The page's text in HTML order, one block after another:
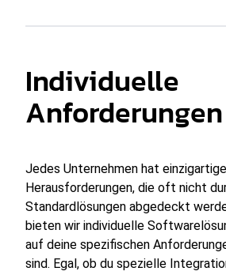
Individuelle
Anforderungen
Jedes Unternehmen hat einzigartige
Herausforderungen, die oft nicht
Standardlösungen abgedeckt
bieten wir individuelle
auf deine spezifischen
sind. Egal, ob du spezielle